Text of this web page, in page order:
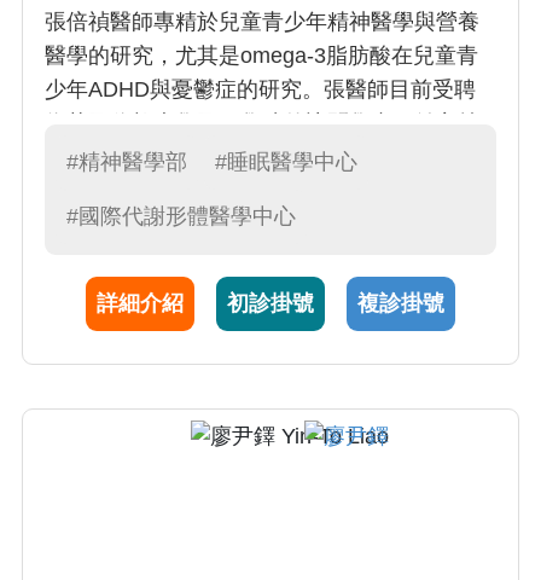
張倍禎醫師專精於兒童青少年精神醫學與營養
醫學的研究，尤其是omega-3脂肪酸在兒童青
少年ADHD與憂鬱症的研究。張醫師目前受聘
多項跨國研究和獲得多年國科會計畫的支持。
患，自閉症，兒童青少年憂鬱症。張醫師的臨
青少年精神醫學會 (IACAPAP)DJCP & HRRS
研究獎，世界精神醫學會(WPA)年輕精神科醫
師研究獎，世界生物醫精神醫學會聯盟
(BAP)年輕臨床研究者獎，國際脂肪酸研究學會
#精神醫學部 #睡眠醫學中心
#國際代謝形體醫學中心
詳細介紹 初診掛號 複診掛號